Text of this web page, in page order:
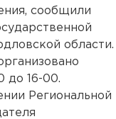
сообщили
области.
до 16-00.
Региональной